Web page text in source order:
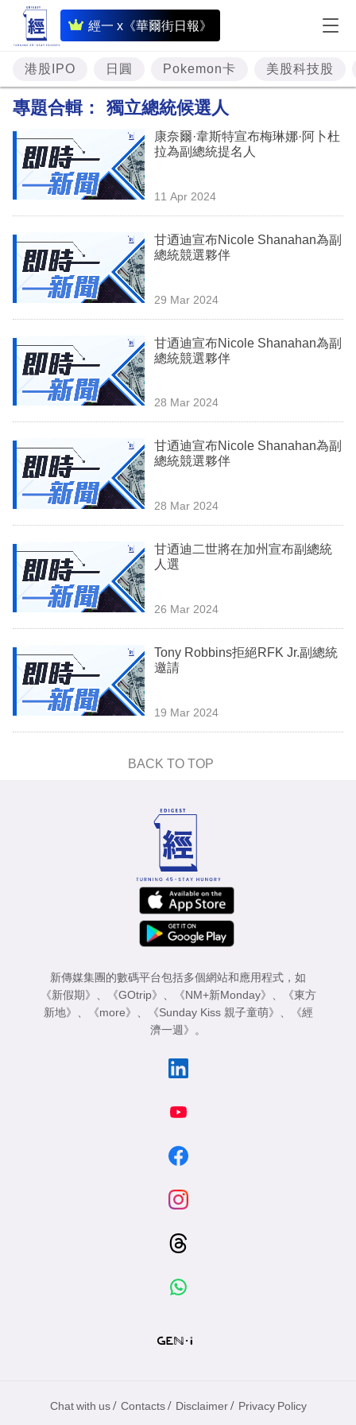
經一 x《華爾街日報》
即
時
財
經
投
資
理
業
科
技
場
生
時
事
訂
閱
港股IPO 日圓 Pokemon卡 美股科技股
專題合輯： 獨立總統候選人
康奈爾·韋斯特宣布梅琳娜·阿卜杜
拉為副總統提名人
11 Apr 2024
甘迺迪宣布Nicole Shanahan為副
總統競選夥伴
29 Mar 2024
甘迺迪宣布Nicole Shanahan為副
總統競選夥伴
28 Mar 2024
甘迺迪宣布Nicole Shanahan為副
總統競選夥伴
28 Mar 2024
甘迺迪二世將在加州宣布副總統
人選
26 Mar 2024
Tony Robbins拒絕RFK Jr.副總統
邀請
19 Mar 2024
BACK TO TOP
新傳媒集團的數碼平台包括多個網站和應用程式，如
《新假期》
《GOtrip》 《NM+新Monday》
《東方
新地》
《more》 《Sunday Kiss 親子童萌》
《經
濟一週》
。
Chat with us / Contacts / Disclaimer / Privacy Policy